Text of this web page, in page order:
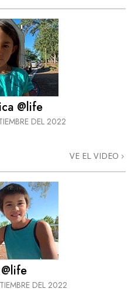
@life
DEL 2022
VE EL VIDEO
DEL 2022